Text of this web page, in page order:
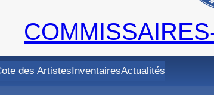
des ArtistesInventairesActualités